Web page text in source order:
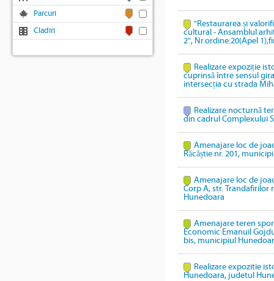
"Restaurarea și
cultural - Ansamblul
2", Nr.ordine:20(Apel
Realizare expoziție
cuprinsă între sensul
intersecția cu strada
Realizare nocturnă
din cadrul Complexului
Amenajare loc de
Răcăștie nr. 201,
Amenajare loc de
Corp A, str. Trandafirilor
Hunedoara
Amenajare teren
Economic Emanuil
bis, municipiul
Realizare expozitie
Hunedoara, judetul
Parcuri
Cladiri